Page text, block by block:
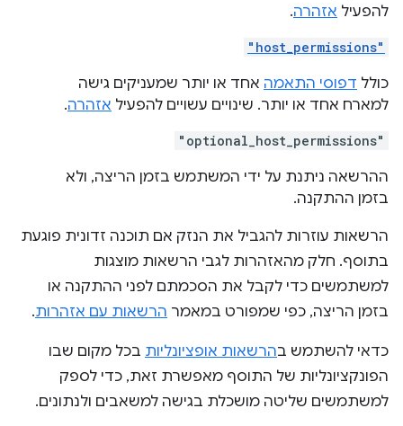
להפעיל אזהרה.
"host_permissions"
כולל דפוסי התאמה אחד או יותר שמעניקים גישה
למארח אחד או יותר. שינויים עשויים להפעיל אזהרה.
"optional_host_permissions"
ההרשאה ניתנת על ידי המשתמש בזמן הריצה, ולא
בזמן ההתקנה.
הרשאות עוזרות להגביל את הנזק אם תוכנה זדונית פוגעת
בתוסף. חלק מהאזהרות לגבי הרשאות מוצגות
למשתמשים כדי לקבל את הסכמתם לפני ההתקנה או
בזמן הריצה, כפי שמפורט במאמר הרשאות עם אזהרות.
כדאי להשתמש בהרשאות אופציונליות בכל מקום שבו
הפונקציונליות של התוסף מאפשרת זאת, כדי לספק
למשתמשים שליטה מושכלת בגישה למשאבים ולנתונים.